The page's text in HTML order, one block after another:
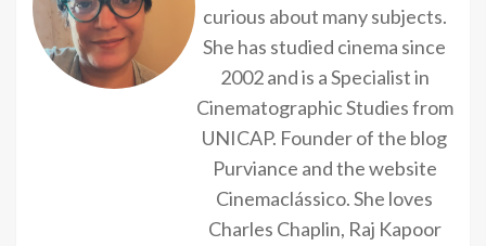
curious about many subjects.
She has studied cinema since
2002 and is a Specialist in
Cinematographic Studies from
UNICAP. Founder of the blog
Purviance and the website
Cinemaclássico. She loves
Charles Chaplin, Raj Kapoor